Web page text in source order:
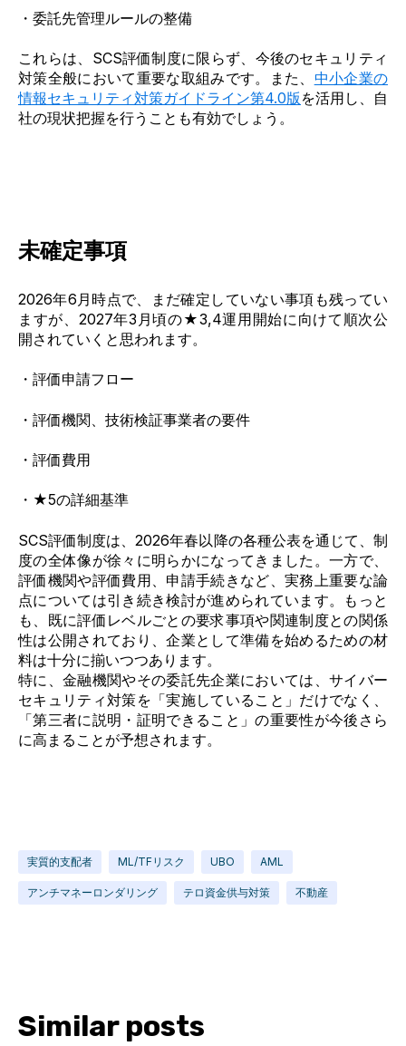
・委託先管理ルールの整備
これらは、SCS評価制度に限らず、今後のセキュリティ
対策全般において重要な取組みです。
また、 中小企業の
情報セキュリティ対策ガイドライン第4.0版 を活用し、自
社の現状把握を行うことも有効でしょう。
未確定事項
2026年6月時点で、まだ確定していない事項も残ってい
ますが、2027年3月頃の★3,4運用開始に向けて順次公
開されていくと思われます。
・評価申請フロー
・評価機関、技術検証事業者の要件
・評価費用
・ ★5の詳細基準
SCS評価制度は、2026年春以降の各種公表を通じて、制
度の全体像が徐々に明らかになってきました。一方で、
評価機関や評価費用、申請手続きなど、実務上重要な論
点については引き続き検討が進められています。もっと
も、既に評価レベルごとの要求事項や関連制度との関係
性は公開されており、企業として準備を始めるための材
料は十分に揃いつつあります。
特に、金融機関やその委託先企業においては、サイバー
セキュリティ対策を「実施していること」だけでなく、
「第三者に説明・証明できること」の重要性が今後さら
に高まることが予想されます。
実質的支配者 ML/TFリスク UBO AML
アンチマネーロンダリング テロ資金供与対策 不動産
Similar posts